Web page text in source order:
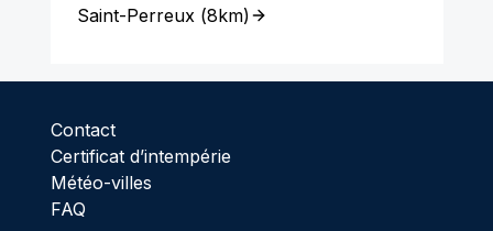
Saint-Perreux(8km)
Contact
Certificat d’intempérie
Météo-villes
FAQ